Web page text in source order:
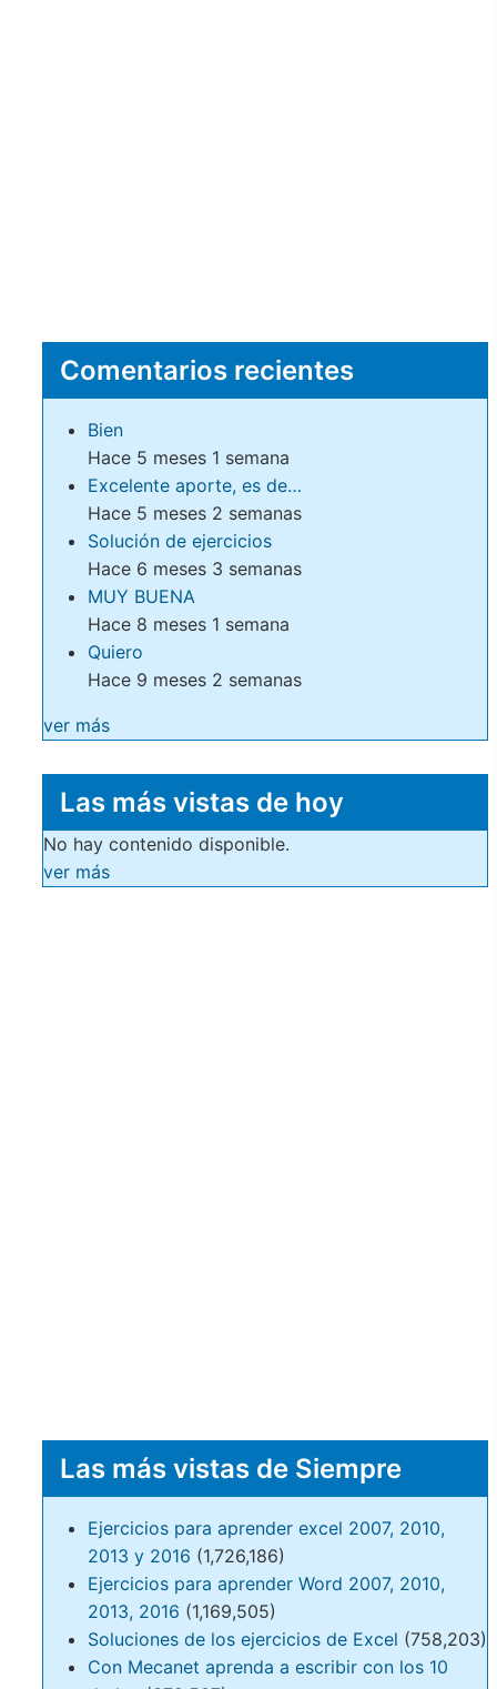
Comentarios recientes
Bien
Hace 5 meses 1 semana
Excelente aporte, es de…
Hace 5 meses 2 semanas
Solución de ejercicios
Hace 6 meses 3 semanas
MUY BUENA
Hace 8 meses 1 semana
Quiero
Hace 9 meses 2 semanas
ver más
Las más vistas de hoy
No hay contenido disponible.
ver más
Las más vistas de Siempre
Ejercicios para aprender excel 2007, 2010,
2013 y 2016 (1,726,186)
Ejercicios para aprender Word 2007, 2010,
2013, 2016 (1,169,505)
Soluciones de los ejercicios de Excel (758,203)
Con Mecanet aprenda a escribir con los 10